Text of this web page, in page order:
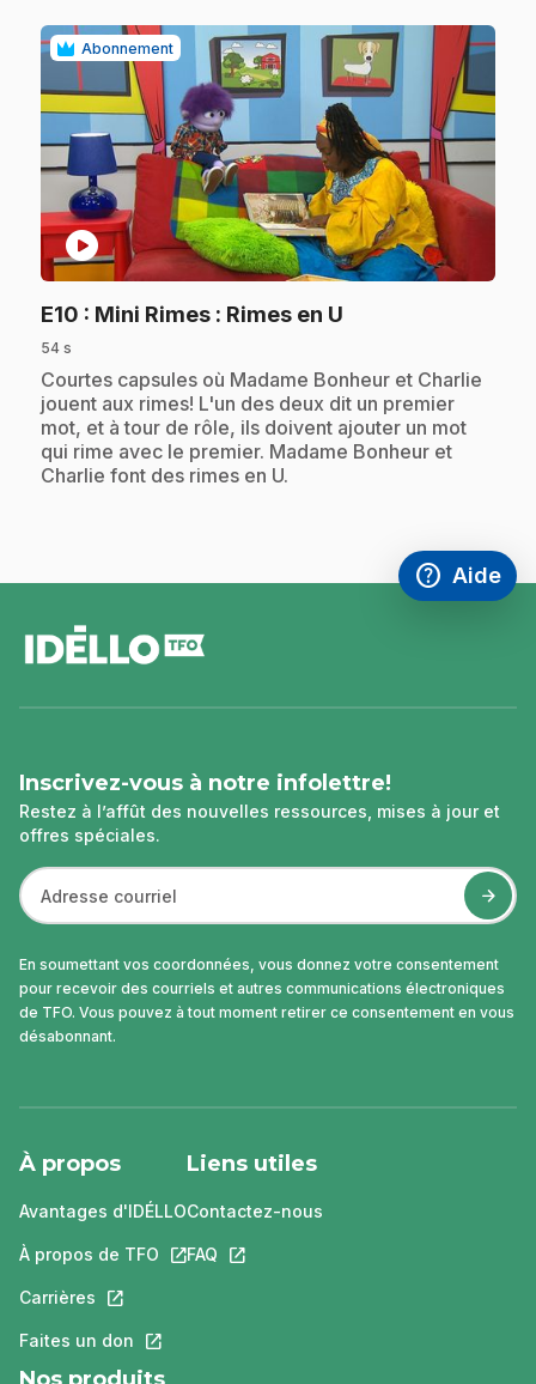
Abonnement
play_circle
E10 : Mini Rimes : Rimes en U
54 s
.Courtes capsules où Madame Bonheur et Charlie
jouent aux rimes! L'un des deux dit un premier
mot, et à tour de rôle, ils doivent ajouter un mot
qui rime avec le premier. Madame Bonheur et
Charlie font des rimes en U.
help
Accéder à
Aide
,Ce lien
de
page
Inscrivez-vous à notre infolettre!
Restez à l’affût des nouvelles ressources, mises à jour et
offres spéciales.
En soumettant vos coordonnées, vous donnez votre consentement
pour recevoir des courriels et autres communications électroniques
de TFO. Vous pouvez à tout moment retirer ce consentement en vous
désabonnant.
À propos
Avantages d'IDÉLLO
À propos de TFO Ce lien s'ouvrira dans un nouvel onglet.
Carrières Ce lien s'ouvrira dans un nouvel onglet.
Faites un don Ce lien s'ouvrira dans un nouvel onglet.
Liens utiles
Contactez-nous
FAQ Ce lien s'ouvrira dans un nouvel